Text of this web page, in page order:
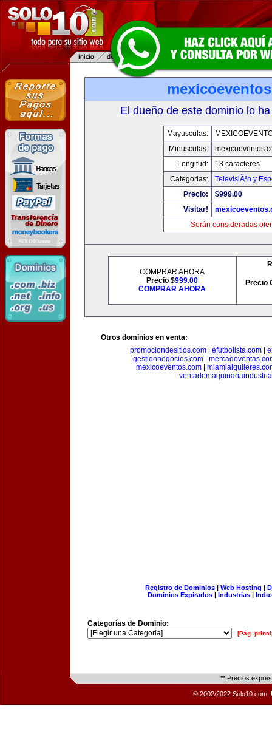
El dueño de este dominio lo
Mayusculas:
Minusculas:
Longitud:
13 caracteres
Categorias:
TelevisiÃ³n y
Precio:
$999.00
Visitar!
Serán consideradas
COMPRAR AHORA
Precio $999.00
COMPRAR AHORA
Precio
Otros dominios en venta:
promociondesitios.com| efutbolista.com|
gestionnegocios.com
mexicoeventos.com
Registro de Dominios| Web Hosting |
Dominios Expirados | Industrias |
Categorías de Dominio:
[Pág.
** Precios
© 2002/2022 Solo10.com